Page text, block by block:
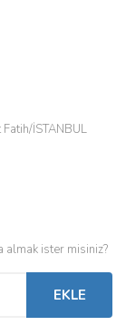
İSTANBUL
almak ister misiniz?
EKLE